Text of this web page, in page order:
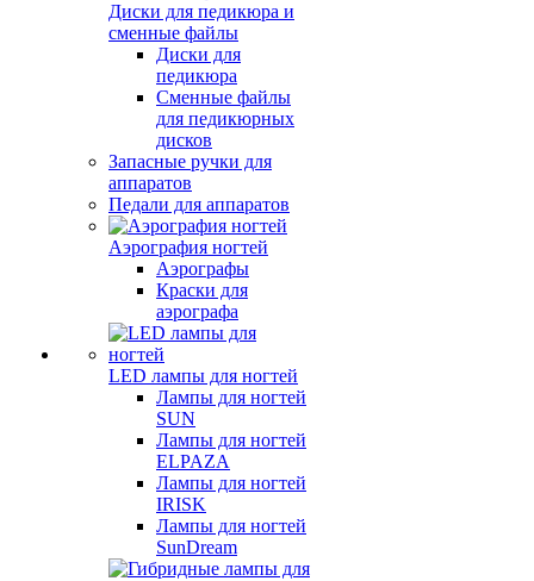
Диски для педикюра и
сменные файлы
Диски для
педикюра
Сменные файлы
для педикюрных
дисков
Запасные ручки для
аппаратов
Педали для аппаратов
Аэрография ногтей
Аэрографы
Краски для
аэрографа
LED лампы для ногтей
Лампы для ногтей
SUN
Лампы для ногтей
ELPAZA
Лампы для ногтей
IRISK
Лампы для ногтей
SunDream